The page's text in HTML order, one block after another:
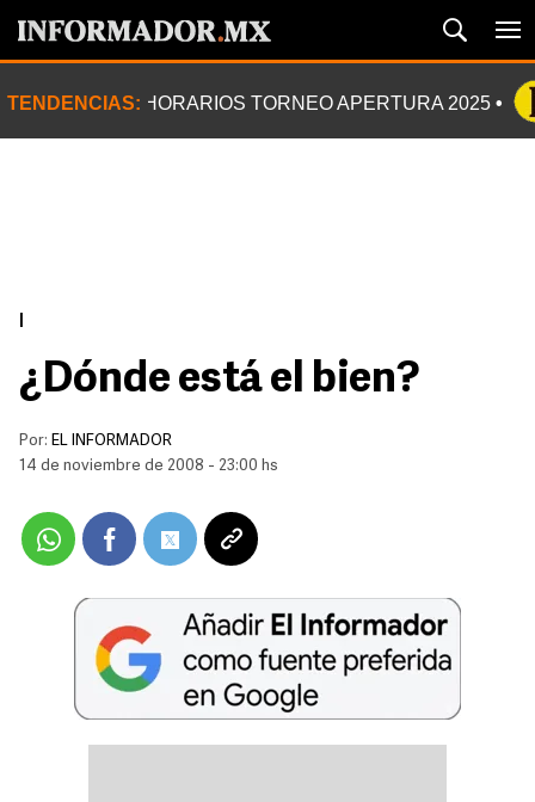
TENDENCIAS: HORARIOS TORNEO APERTURA 2025
¿Dónde está el bien?
Por: EL INFORMADOR
14 de noviembre de 2008 - 23:00 hs